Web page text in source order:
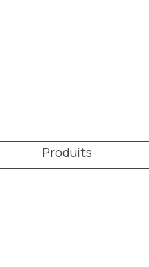
Produits